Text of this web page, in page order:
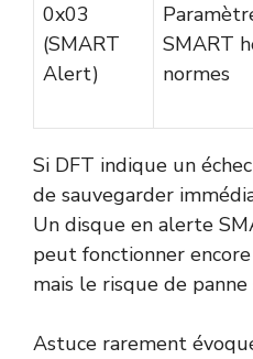
0x03
(SMART
Alert)
SMART
normes
Si DFT indique un
de sauvegarder
Un disque en alerte
peut fonctionner
mais le risque de
Astuce rarement